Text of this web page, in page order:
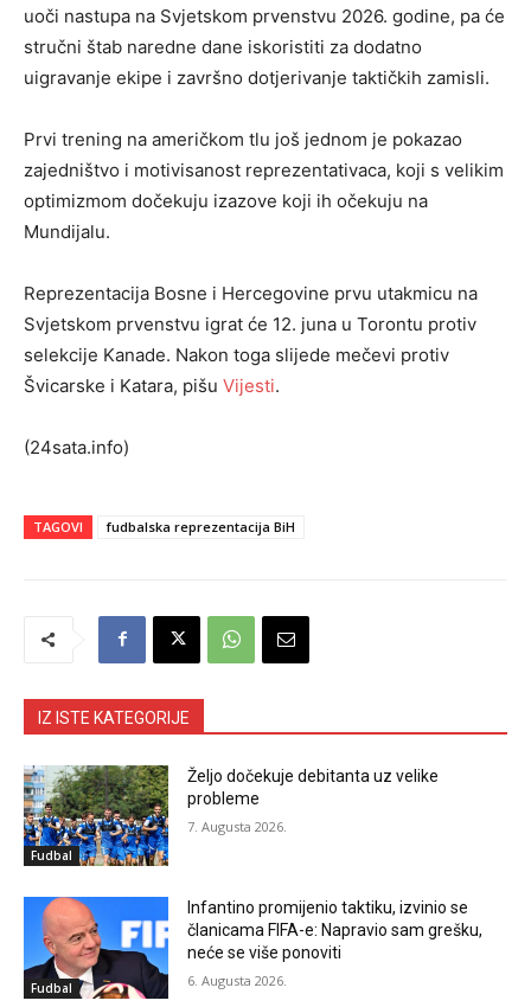
uoči nastupa na Svjetskom prvenstvu 2026. godine, pa će
stručni štab naredne dane iskoristiti za dodatno
uigravanje ekipe i završno dotjerivanje taktičkih zamisli.
Prvi trening na američkom tlu još jednom je pokazao
zajedništvo i motivisanost reprezentativaca, koji s velikim
optimizmom dočekuju izazove koji ih očekuju na
Mundijalu.
Reprezentacija Bosne i Hercegovine prvu utakmicu na
Svjetskom prvenstvu igrat će 12. juna u Torontu protiv
selekcije Kanade. Nakon toga slijede mečevi protiv
Švicarske i Katara, pišu Vijesti.
(24sata.info)
TAGOVI fudbalska reprezentacija BiH
IZ ISTE KATEGORIJE
Fudbal
Željo dočekuje debitanta uz velike
probleme
7. Augusta 2026.
Fudbal
Infantino promijenio taktiku, izvinio se
članicama FIFA-e: Napravio sam grešku,
neće se više ponoviti
6. Augusta 2026.